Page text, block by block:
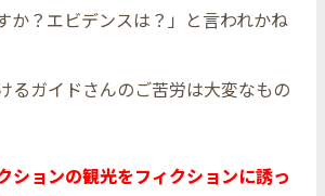
か？エビデンスは？」と言われかね
るガイドさんのご苦労は大変なもの
ションの観光をフィクションに誘っ